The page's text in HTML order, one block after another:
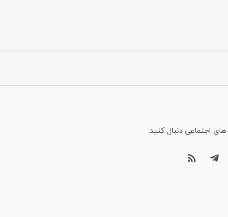
اجتماعی دنبال کنید.